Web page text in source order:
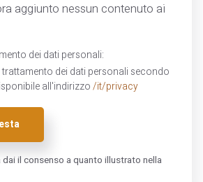
aggiunto nessun contenuto ai
dei dati personali:
dei dati personali secondo
all'indirizzo /it/privacy
il consenso a quanto illustrato nella